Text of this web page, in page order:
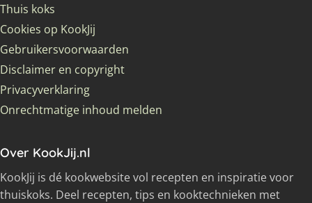
Thuis koks
Cookies op KookJij
Gebruikersvoorwaarden
Disclaimer en copyright
Privacyverklaring
Onrechtmatige inhoud melden
Over KookJij.nl
KookJij is dé kookwebsite vol recepten en inspiratie voor
thuiskoks. Deel recepten, tips en kooktechnieken met